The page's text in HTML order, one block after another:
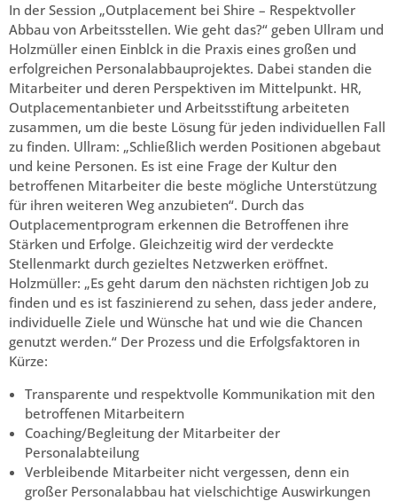
In der Session „Outplacement bei Shire – Respektvoller
Abbau von Arbeitsstellen. Wie geht das?“ geben Ullram und
Holzmüller einen Einblck in die Praxis eines großen und
erfolgreichen Personalabbauprojektes. Dabei standen die
Mitarbeiter und deren Perspektiven im Mittelpunkt. HR,
Outplacementanbieter und Arbeitsstiftung arbeiteten
zusammen, um die beste Lösung für jeden individuellen Fall
zu finden. Ullram: „Schließlich werden Positionen abgebaut
und keine Personen. Es ist eine Frage der Kultur den
betroffenen Mitarbeiter die beste mögliche Unterstützung
für ihren weiteren Weg anzubieten“. Durch das
Outplacementprogram erkennen die Betroffenen ihre
Stärken und Erfolge. Gleichzeitig wird der verdeckte
Stellenmarkt durch gezieltes Netzwerken eröffnet.
Holzmüller: „Es geht darum den nächsten richtigen Job zu
finden und es ist faszinierend zu sehen, dass jeder andere,
individuelle Ziele und Wünsche hat und wie die Chancen
genutzt werden.“ Der Prozess und die Erfolgsfaktoren in
Kürze:
Transparente und respektvolle Kommunikation mit den
betroffenen Mitarbeitern
Coaching/Begleitung der Mitarbeiter der
Personalabteilung
Verbleibende Mitarbeiter nicht vergessen, denn ein
großer Personalabbau hat vielschichtige Auswirkungen